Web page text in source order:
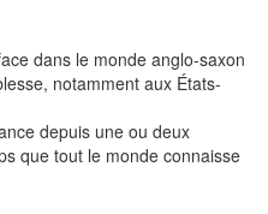
dans le monde anglo-saxon
notamment aux États-
depuis une ou deux
que tout le monde connaisse